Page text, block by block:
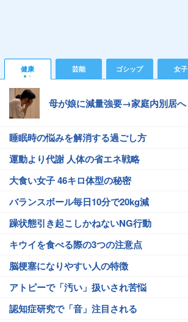
健康 芸能 ゴシップ 女子
母が娘に減量強要→家庭内別居へ
睡眠時の悩みを解消する過ごし方
運動より代謝 人体の省エネ戦略
大食い女子 46キロ体型の秘密
バランスボール毎日10分で20kg減
躁状態引き起こしかねないNG行動
キウイを食べる際の3つの注意点
脳梗塞になりやすい人の特徴
アトピーで「汚い」扱いされ苦悩
認知症研究で「音」注目される